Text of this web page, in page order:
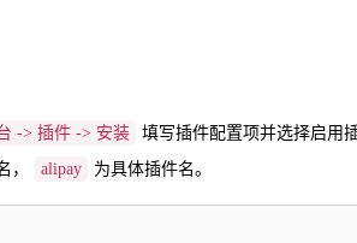
-> 插件 -> 安装
填写插件配置项并选择启用
， alipay 为具体插件名。